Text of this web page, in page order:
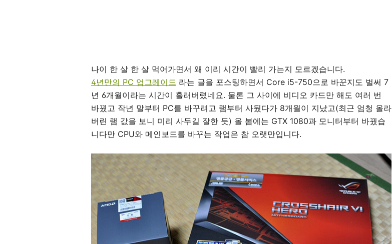
나이 한 살 한 살 먹어가면서 왜 이리 시간이 빨리 가는지 모르겠습니다.
4년만의 PC 업그레이드 라는 글을 포스팅하면서 Core i5-750으로 바꾼지도 벌써 7
년 6개월이라는 시간이 흘러버렸네요. 물론 그 사이에 비디오 카드만 해도 여러 번
바꿨고 작년 말부터 PC를 바꾸려고 램부터 사뒀다가 8개월이 지났고(최근 엄청 올라
버린 램 값을 보니 미리 사두길 잘한 듯) 올 봄에는 GTX 1080과 모니터부터 바꿨습
니다만 CPU와 메인보드를 바꾸는 작업은 참 오랫만입니다.